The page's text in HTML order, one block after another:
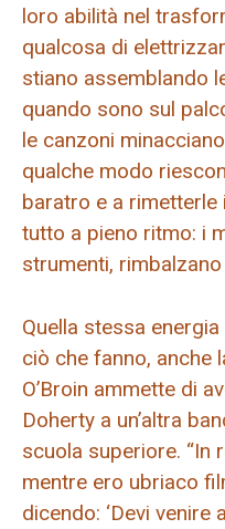
loro abilità nel
qualcosa di
stiano assemblando
quando sono sul
le canzoni
qualche modo
baratro e a
tutto a pieno ritmo: i
strumenti,
Quella stessa
ciò che fanno, anche
O’Broin ammette di
Doherty a un’altra
scuola superiore. “In
mentre ero ubriaco
dicendo: ‘Devi venire